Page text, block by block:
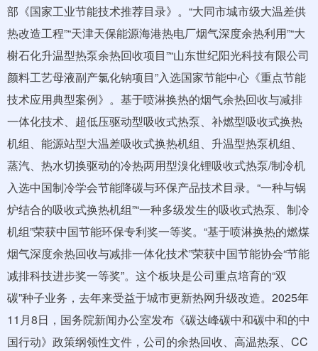
部《国家工业节能技术推荐目录》。“大同市城市级大温差供
热改造工程”“天津天保能源海港热电厂烟气深度余热利用”“大
榭石化升温型热泵余热回收项目”“山东世纪阳光科技有限公司
颜料工艺母液副产氯化钠项目”入选国家节能中心《重点节能
技术应用典型案例》。基于喷淋换热的烟气余热回收与减排
一体化技术、超低压驱动型吸收式热泵、补燃型吸收式换热
机组、能源站型大温差吸收式换热机组、升温型热泵机组、
蒸汽、热水切换驱动的冷热两用型溴化锂吸收式热泵/制冷机
入选中国制冷学会节能降碳与环保产品技术目录。“一种与锅
炉结合的吸收式换热机组”“一种多级发生的吸收式热泵、制冷
机组”荣获中国节能环保专利奖一等奖。“基于喷淋换热的燃煤
烟气深度余热回收与减排一体化技术”荣获中国节能协会“节能
减排科技进步奖一等奖”。这个板块是公司重点培育的“双
碳”种子业务，去年来受益于城市更新热网升级改造。2025年
11月8日，国务院新闻办公室发布《碳达峰碳中和碳中和的中
国行动》政策纲领性文件，公司的余热回收、高温热泵、CC